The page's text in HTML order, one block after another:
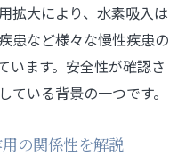
患予防の関連性
と臨床研究の進展
の有効性を分析
善のメカニズム解説
感と変化
拡大により、水素吸入は
患など様々な慢性疾患の
います。安全性が確認さ
いる背景の一つです。
の関係性を解説